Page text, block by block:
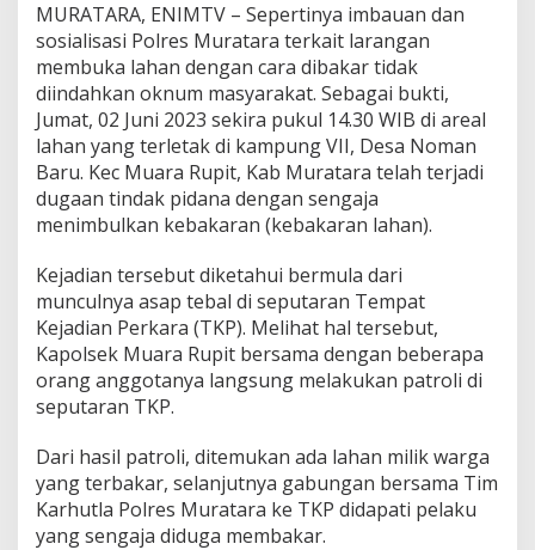
r
L
a
h
a
n
,
P
t
a
i
d
i
M
u
r
a
r
a
D
i
MURATARA, ENIMTV – Sepertinya imbauan dan
sosialisasi Polres Muratara terkait larangan
membuka lahan dengan cara dibakar tidak
diindahkan oknum masyarakat. Sebagai bukti,
Jumat, 02 Juni 2023 sekira pukul 14.30 WIB di areal
lahan yang terletak di kampung VII, Desa Noman
Baru. Kec Muara Rupit, Kab Muratara telah terjadi
dugaan tindak pidana dengan sengaja
menimbulkan kebakaran (kebakaran lahan).
Kejadian tersebut diketahui bermula dari
munculnya asap tebal di seputaran Tempat
Kejadian Perkara (TKP). Melihat hal tersebut,
Kapolsek Muara Rupit bersama dengan beberapa
orang anggotanya langsung melakukan patroli di
seputaran TKP.
Dari hasil patroli, ditemukan ada lahan milik warga
yang terbakar, selanjutnya gabungan bersama Tim
Karhutla Polres Muratara ke TKP didapati pelaku
yang sengaja diduga membakar.